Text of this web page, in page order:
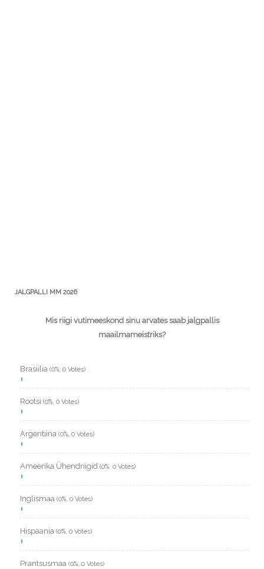
JALGPALLI MM 2026
Mis riigi vutimeeskond sinu arvates saab jalgpallis
maailmameistriks?
Brasiilia (0%, 0 Votes)
Rootsi (0%, 0 Votes)
Argentiina (0%, 0 Votes)
Ameerika Ühendriigid (0%, 0 Votes)
Inglismaa (0%, 0 Votes)
Hispaania (0%, 0 Votes)
Prantsusmaa (0%, 0 Votes)